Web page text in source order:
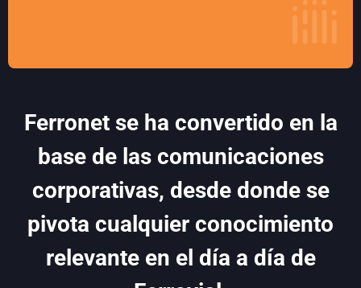
Ferronet se ha convertido en la
base de las comunicaciones
corporativas, desde donde se
pivota cualquier conocimiento
relevante en el día a día de